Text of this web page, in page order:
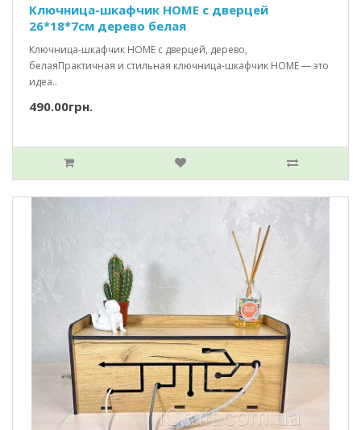
Ключница-шкафчик HOME c дверцей
26*18*7см дерево белая
Ключница-шкафчик HOME с дверцей, дерево,
белаяПрактичная и стильная ключница-шкафчик HOME — это
идеа..
490.00грн.